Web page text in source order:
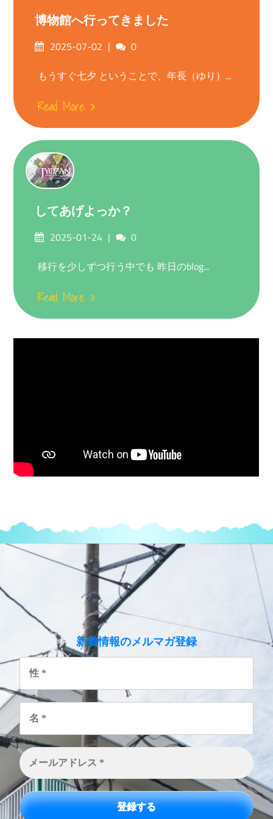
博物館へ行ってきました
Posted2025-07-02 Comments
0
もうすぐ七夕 ということで、年長（ゆり）...
Read More
してあげよっか？
Posted2025-01-24 Comments
0
移行を少しずつ行う中でも 昨日のblog...
Read More
新着情報のメルマガ登録
性
名
メ
ー
ル
ア
ド
レ